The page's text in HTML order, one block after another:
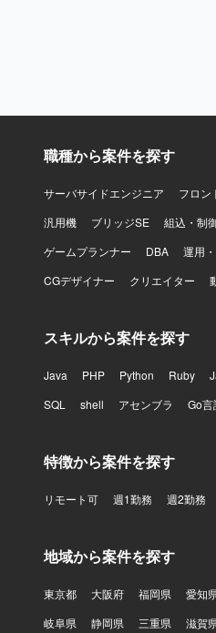
職種から案件を探す
サーバサイドエンジニア フロン
汎用機
ブリッジSE 組込・制
ゲームプランナー
DBA 運用
CGデザイナー
クリエイター
スキルから案件を探す
Java PHP Python Ruby
SQL
shell アセンブラ Go言
特徴から案件を探す
リモート可 週1勤務 週2勤務
地域から案件を探す
東京都 大阪府 福岡県 愛知
岐阜県
静岡県 三重県 滋賀